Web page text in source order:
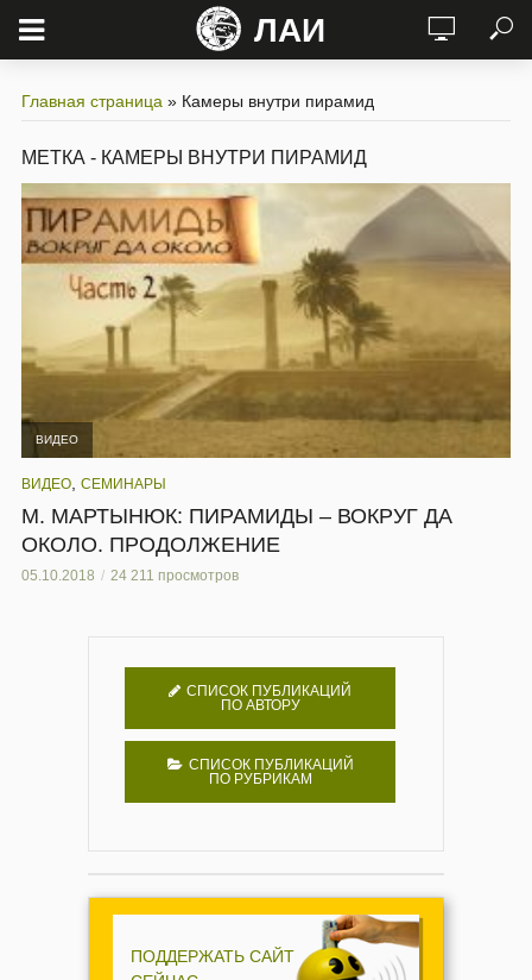
ЛАИ
Главная страница » Камеры внутри пирамид
МЕТКА - КАМЕРЫ ВНУТРИ ПИРАМИД
ВИДЕО
ВИДЕО СЕМИНАРЫ
М. МАРТЫНЮК: ПИРАМИДЫ – ВОКРУГ ДА
ОКОЛО. ПРОДОЛЖЕНИЕ
05.10.2018 24 211 просмотров
СПИСОК ПУБЛИКАЦИЙ
ПО АВТОРУ
СПИСОК ПУБЛИКАЦИЙ
ПО РУБРИКАМ
ПОДДЕРЖАТЬ САЙТ